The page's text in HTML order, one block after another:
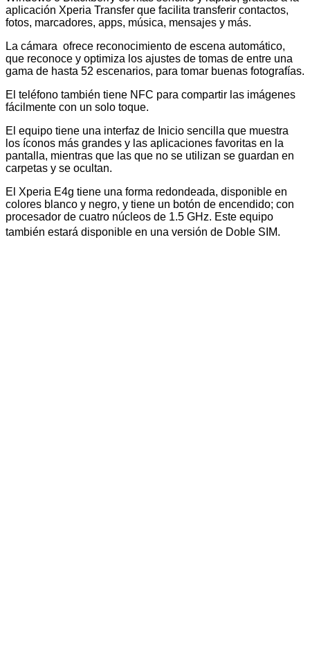
aplicación Xperia Transfer que facilita transferir contactos,
fotos, marcadores, apps, música, mensajes y más.
La cámara ofrece reconocimiento de escena automático,
que reconoce y optimiza los ajustes de tomas de entre una
gama de hasta 52 escenarios, para tomar buenas fotografías.
El teléfono también tiene NFC para compartir las imágenes
fácilmente con un solo toque.
El equipo tiene una interfaz de Inicio sencilla que muestra
los íconos más grandes y las aplicaciones favoritas en la
pantalla, mientras que las que no se utilizan se guardan en
carpetas y se ocultan.
El Xperia E4g tiene una forma redondeada, disponible en
colores blanco y negro, y tiene un botón de encendido; con
procesador de cuatro núcleos de 1.5 GHz. Este equipo
también estará disponible en una versión de Doble SIM.